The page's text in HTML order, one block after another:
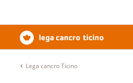
Lega cancro Ticino